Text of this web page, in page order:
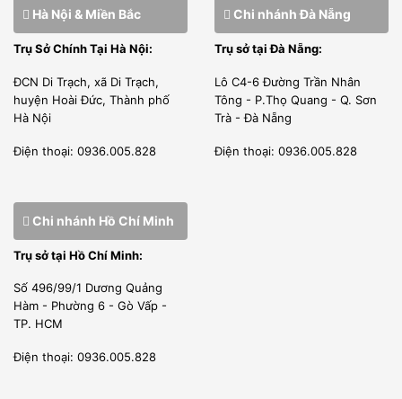
Hà Nội & Miền Bắc
Trụ Sở Chính Tại Hà Nội:
ĐCN Di Trạch, xã Di Trạch,
huyện Hoài Đức, Thành phố
Hà Nội
Điện thoại: 0936.005.828
Chi nhánh Đà Nẵng
Trụ sở tại Đà Nẵng:
Lô C4-6 Đường Trần Nhân
Tông - P.Thọ Quang - Q. Sơn
Trà - Đà Nẵng
Điện thoại: 0936.005.828
Chi nhánh Hồ Chí Minh
Trụ sở tại Hồ Chí Minh:
Số 496/99/1 Dương Quảng
Hàm - Phường 6 - Gò Vấp -
TP. HCM
Điện thoại: 0936.005.828